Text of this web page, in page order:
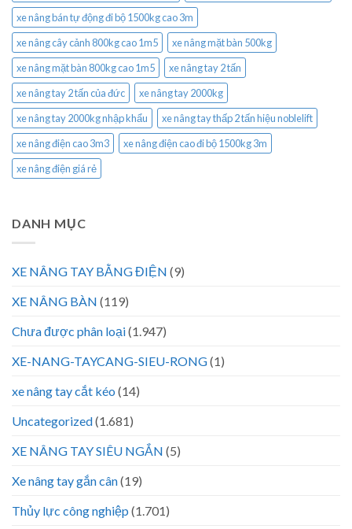
xe nâng bán tự động đi bộ 1500kg cao 3m
xe nâng cây cảnh 800kg cao 1m5
xe nâng mặt bàn 500kg
xe nâng mặt bàn 800kg cao 1m5
xe nâng tay 2 tấn
xe nâng tay 2 tấn của đức
xe nâng tay 2000kg
xe nâng tay 2000kg nhập khẩu
xe nâng tay thấp 2 tấn hiệu noblelift
xe nâng điện cao 3m3
xe nâng điện cao đi bộ 1500kg 3m
xe nâng điện giá rẻ
DANH MỤC
XE NÂNG TAY BẰNG ĐIỆN (9)
XE NÂNG BÀN (119)
Chưa được phân loại(1.947)
XE-NANG-TAYCANG-SIEU-RONG(1)
xe nâng tay cắt kéo (14)
Uncategorized(1.681)
XE NÂNG TAY SIÊU NGẮN (5)
Xe nâng tay gắn cân(19)
Thủy lực công nghiệp (1.701)